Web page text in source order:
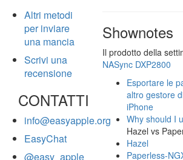
Altri metodi
per inviare
una mancia
Scrivi una
recensione
CONTATTI
info@easyapple.org
EasyChat
@easy_apple
Shownotes
Il prodotto della
NASync DXP2800
Esportare le
altro gestore
iPhone
Why should I
Hazel vs
Hazel
Paperless-